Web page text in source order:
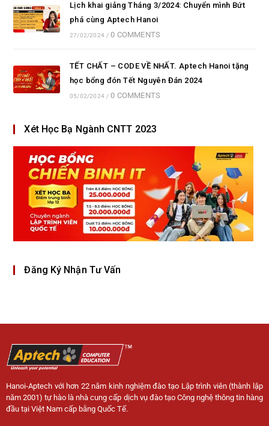
Lịch khai giảng Tháng 3/2024: Chuyển mình Bứt
phá cùng Aptech Hanoi
27/02/2024 / 0 COMMENTS
TẾT CHẤT – CODE VỀ NHẤT. Aptech Hanoi tặng
học bổng đón Tết Nguyên Đán 2024
05/02/2024 / 0 COMMENTS
Xét Học Bạ Ngành CNTT 2023
Đăng Ký Nhận Tư Vấn
Hanoi-Aptech với hơn 22 năm kinh nghiệm đào tạo Lập trình viên (thành lập
năm 2001) tự hào là nhà cung cấp dịch vụ đào tạo Công nghệ thông tin hàng
đầu tại Việt Nam cấp bằng Quốc Tế.